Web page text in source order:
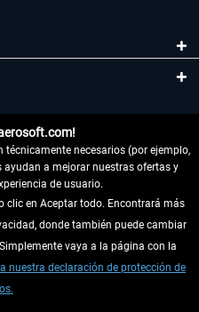
necesarios (por ejemplo,
a mejorar nuestras ofertas y
de usuario.
clic en Aceptar todo. Encontrará más
donde también puede cambiar
vaya a la página con la
nuestra declaración de protección de